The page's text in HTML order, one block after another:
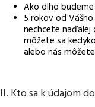
Ako dlho
5 rokov od
nechcete naďalej
môžete sa
alebo nás
II. Kto sa k údajom